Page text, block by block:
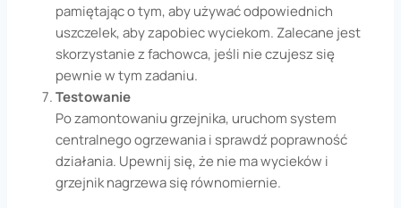
pamiętając o tym, aby używać odpowiednich
uszczelek, aby zapobiec wyciekom. Zalecane jest
skorzystanie z fachowca, jeśli nie czujesz się
pewnie w tym zadaniu.
Testowanie
Po zamontowaniu grzejnika, uruchom system
centralnego ogrzewania i sprawdź poprawność
działania. Upewnij się, że nie ma wycieków i
grzejnik nagrzewa się równomiernie.